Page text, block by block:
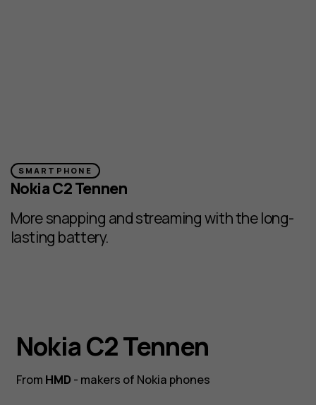
SMARTPHONE
Nokia C2 Tennen
More snapping and streaming with the long-
lasting battery.
Nokia C2 Tennen
From HMD- makers of Nokia phones